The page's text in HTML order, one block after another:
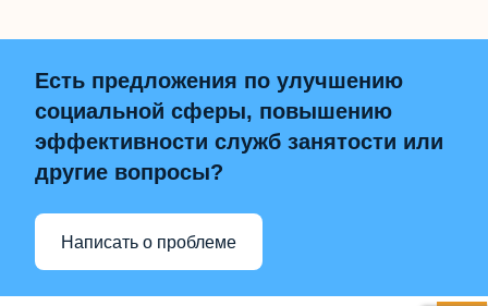
Есть предложения по улучшению
социальной сферы, повышению
эффективности служб занятости или
другие вопросы?
Написать о проблеме